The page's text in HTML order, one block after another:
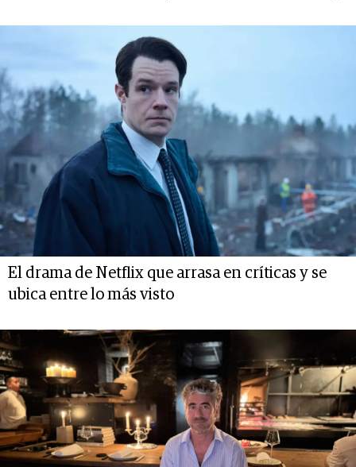
El drama de Netflix que arrasa en críticas y se
ubica entre lo más visto